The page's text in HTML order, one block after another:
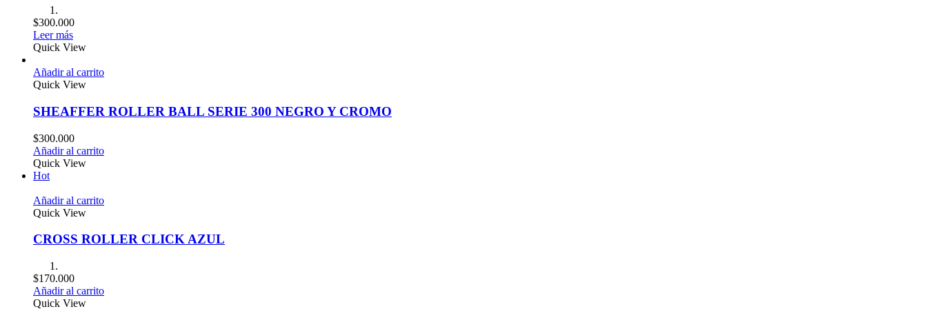
$300.000
Leer más
Quick View
Añadir al carrito
Quick View
SHEAFFER ROLLER BALL SERIE 300 NEGRO Y CROMO
$300.000
Añadir al carrito
Quick View
Hot
Añadir al carrito
Quick View
CROSS ROLLER CLICK AZUL
$170.000
Añadir al carrito
Quick View